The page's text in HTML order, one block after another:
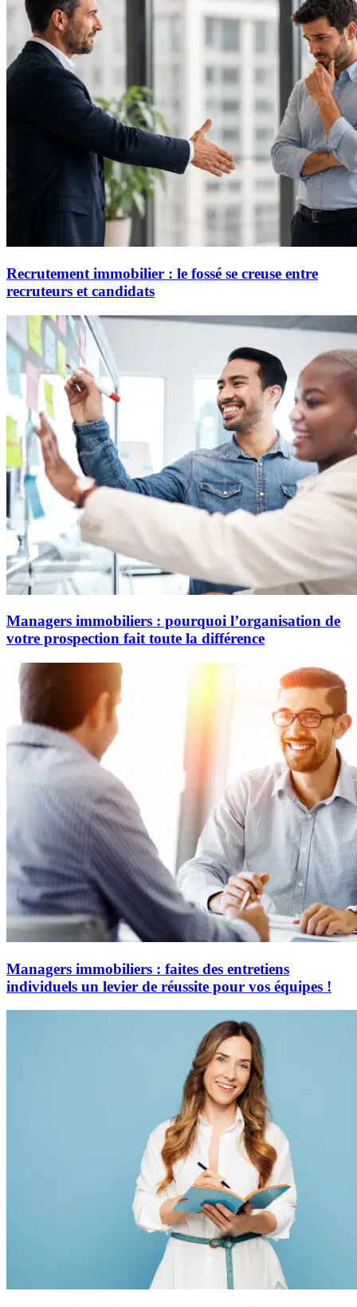
Recrutement immobilier : le fossé se creuse entre
recruteurs et candidats
Managers immobiliers : pourquoi l’organisation de
votre prospection fait toute la différence
Managers immobiliers : faites des entretiens
individuels un levier de réussite pour vos équipes !